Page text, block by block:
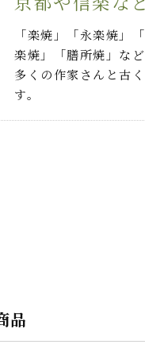
「楽焼」「永楽焼」
楽焼」「膳所焼」な
多くの作家さんと古
す。
品